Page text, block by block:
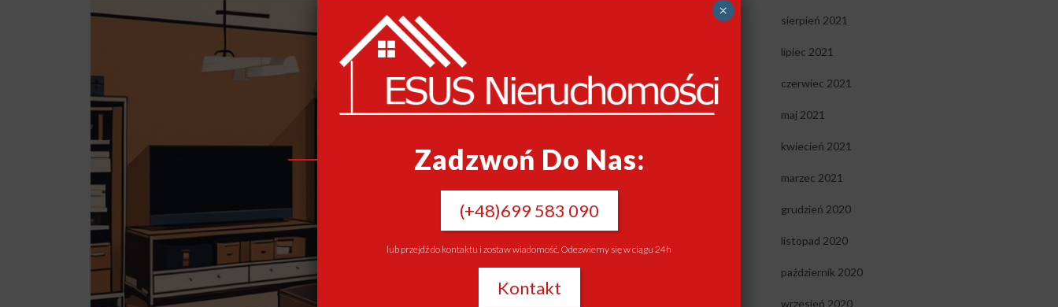
sierpień 2021
lipiec 2021
czerwiec 2021
maj 2021
kwiecień 2021
marzec 2021
grudzień 2020
listopad 2020
październik 2020
wrzesień 2020
Zadzwoń Do Nas:
(+48)699 583 090
lub przejdź do kontaktu i zostaw wiadomość. Odezwiemy się w ciągu 24h
Kontakt
×